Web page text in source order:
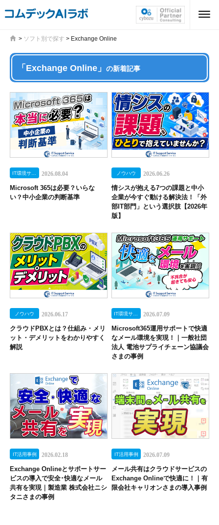
> ソフト別で探す > Exchange Online
「Exchange Online」 の新着記事
2026.08.04
Microsoft 365は必要？いらな
い？中小企業の判断基準
ノウハウ 2026.06.26
情シスが抱える7つの課題と中小
企業が今すぐ動ける解決法！「外
部IT部門」という選択肢【2026年
版】
ノウハウ 2026.06.17
クラウドPBXとは？仕組み・メリ
ット・デメリットをわかりやすく
解説
2026.07.09
Microsoft365運用サポートで快適
なメール環境を実現！｜一般社団
法人 電池サプライチェーン協議会
さまの事例
IT活用事例 2026.02.18
Exchange Onlineとサポートサー
ビスの導入で安全･快適なメール
共有を実現｜製造業 株式会社ニシ
タニさまの事例
IT活用事例 2026.07.09
メール共有はクラウドサービスの
Exchange Onlineで快適に！｜有
限会社キャリオンさまの導入事例